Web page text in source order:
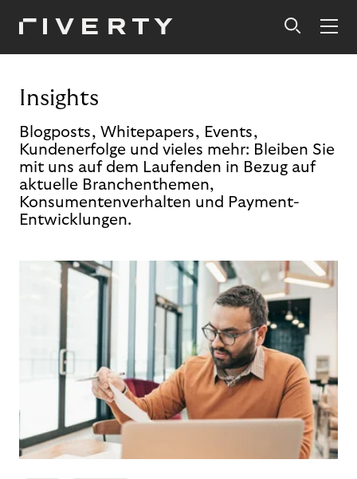
Insights
Blogposts, Whitepapers, Events,
Kundenerfolge und vieles mehr: Bleiben Sie
mit uns auf dem Laufenden in Bezug auf
aktuelle Branchenthemen,
Konsumentenverhalten und Payment-
Entwicklungen.